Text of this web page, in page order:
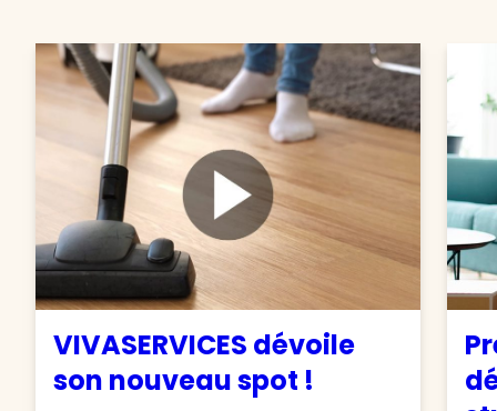
VIVASERVICES dévoile
son nouveau spot !